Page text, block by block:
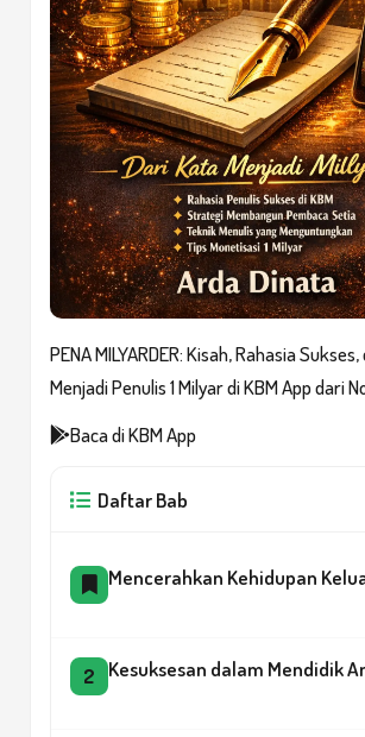
PENA MILYARDER: Kisah, Rahasia
Menjadi Penulis 1 Milyar di KBM App dari
Baca di KBM App
Daftar Bab
Mencerahkan Kehidupan
2 Kesuksesan dalam Mendidik